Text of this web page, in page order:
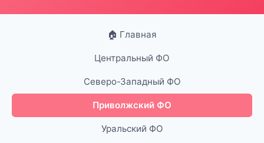
🏠 Главная
Центральный ФО
Северо-Западный ФО
Приволжский ФО
Уральский ФО